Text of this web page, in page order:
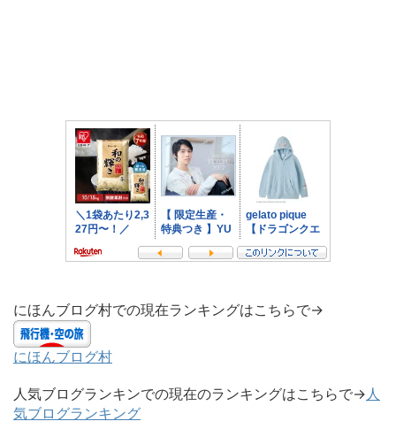
にほんブログ村での現在ランキングはこちらで→
にほんブログ村
人気ブログランキンでの現在のランキングはこちらで→人
気ブログランキング